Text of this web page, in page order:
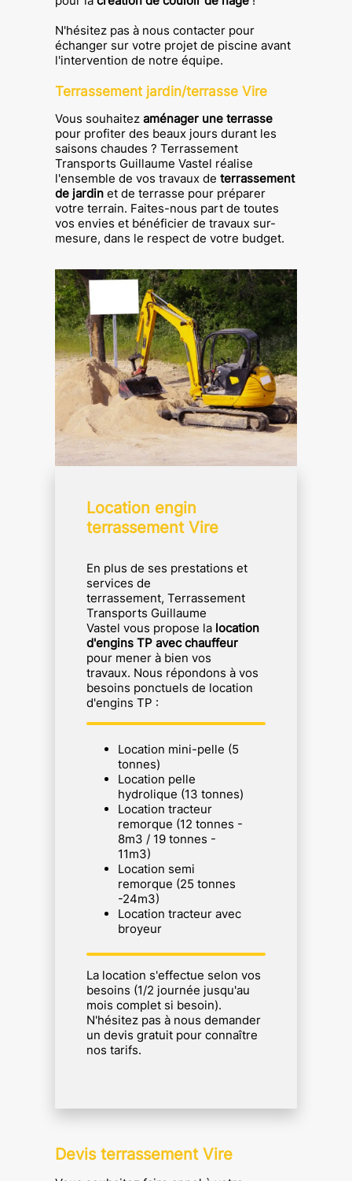
N'hésitez pas à nous contacter pour
échanger sur votre projet de piscine avant
l'intervention de notre équipe.
Terrassement jardin/terrasse Vire
Vous souhaitez aménager une terrasse
pour profiter des beaux jours durant les
saisons chaudes ? Terrassement
Transports Guillaume Vastel réalise
l'ensemble de vos travaux de terrassement
de jardin et de terrasse pour préparer
votre terrain. Faites-nous part de toutes
vos envies et bénéficier de travaux sur-
mesure, dans le respect de votre budget.
Location engin
terrassement Vire
En plus de ses prestations et
services de
terrassement, Terrassement
Transports Guillaume
Vastel vous propose la location
d'engins TP avec chauffeur
pour mener à bien vos
travaux. Nous répondons à vos
besoins ponctuels de location
d'engins TP :
Location mini-pelle (5
tonnes)
Location pelle
hydrolique (13 tonnes)
Location tracteur
remorque (12 tonnes -
8m3 / 19 tonnes -
11m3)
Location semi
remorque (25 tonnes
-24m3)
Location tracteur avec
broyeur
La location s'effectue selon vos
besoins (1/2 journée jusqu'au
mois complet si besoin).
N'hésitez pas à nous demander
un devis gratuit pour connaître
nos tarifs.
Devis terrassement Vire